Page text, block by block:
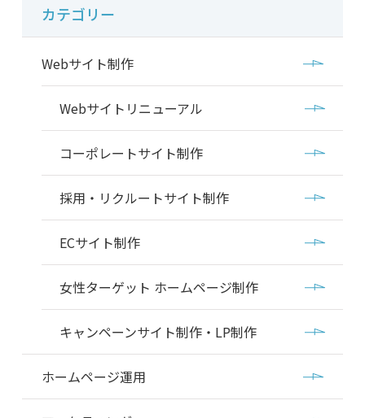
カテゴリー
Webサイト制作
Webサイトリニューアル
コーポレートサイト制作
採用・リクルートサイト制作
ECサイト制作
女性ターゲット ホームページ制作
キャンペーンサイト制作・LP制作
ホームページ運用